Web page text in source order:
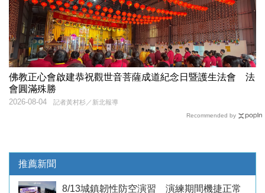
佛教正心會啟建恭祝觀世音菩薩成道紀念日暨護生法會 法
會圓滿殊勝
記者黃村杉／新北報導
2026-08-04
Recommended by
推薦新聞
8/13城鎮韌性防空演習 演練期間機捷正常